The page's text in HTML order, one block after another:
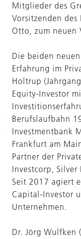
Mitglieder des
Vorsitzenden des
Otto, zum neuen
Die beiden
Erfahrung im
Holtrup
Equity-Investor
Berufslaufbahn
Investmentbank
Frankfurt am
Partner der
Investcorp, Silver
Seit 2017 agiert
Capital-Investor
Unternehmen.
Dr. Jörg Wulfken